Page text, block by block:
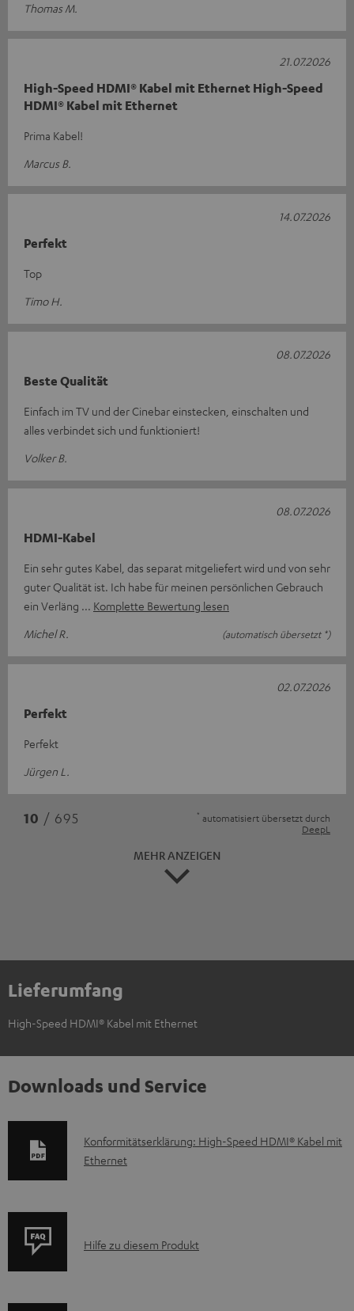
Thomas M.
High-Speed HDMI® Kabel mit Ethernet High-Speed
HDMI® Kabel mit Ethernet
Prima Kabel!
Marcus B.
21.07.2026
Perfekt
Top
Timo H.
14.07.2026
Beste Qualität
Einfach im TV und der Cinebar einstecken, einschalten und
alles verbindet sich und funktioniert!
Volker B.
08.07.2026
HDMI-Kabel
Ein sehr gutes Kabel, das separat mitgeliefert wird und von sehr
guter Qualität ist. Ich habe für meinen persönlichen Gebrauch
ein Verläng
Komplette Bewertung lesen
Michel R.
(automatisch übersetzt *)
08.07.2026
Perfekt
Perfekt
Jürgen L.
02.07.2026
10 / 695 * automatisiert übersetzt durch
DeepL
MEHR ANZEIGEN
Lieferumfang
High-Speed HDMI® Kabel mit Ethernet
Downloads und Service
D
o
m
Konformitätserklärung: High-Speed HDMI® Kabel mit
Ethernet
P
Hilfe zu diesem Produkt